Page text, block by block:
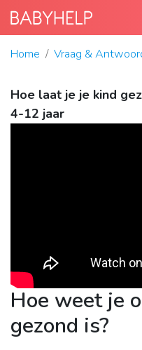
Home Vraag &
Hoe laat je je kind
4-12 jaar
Hoe weet je
gezond is?